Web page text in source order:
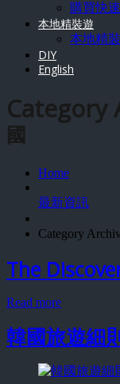
購買快
本地精裝遊
本地精
DIY
English
Category
國
Home
最新資訊
Category
The
Read more
韓國旅遊細